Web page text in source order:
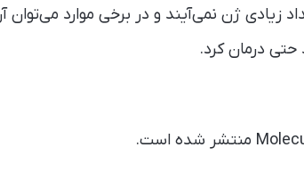
زیادی ژن نمی‌آیند و در برخی موارد
درمان کرد.